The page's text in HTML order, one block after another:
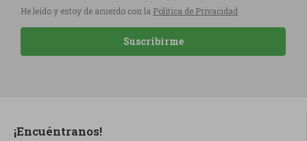
He leído y estoy de acuerdo con la Política de Privacidad
Suscribirme
¡Encuéntranos!